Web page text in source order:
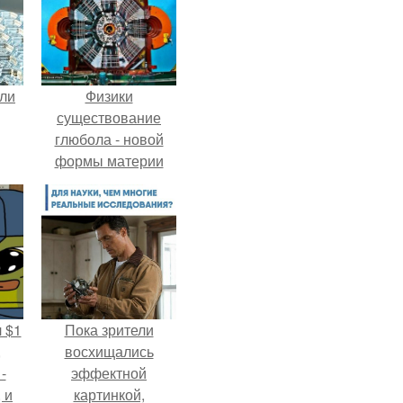
Физики
существование
глюбола - новой
формы материи
и
Пока зрители
восхищались
эффектной
картинкой,